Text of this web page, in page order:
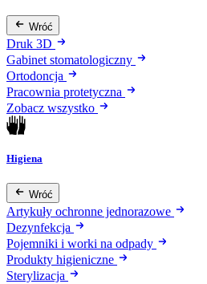
Wróć
Druk 3D
Gabinet stomatologiczny
Ortodoncja
Pracownia protetyczna
Zobacz wszystko
Higiena
Wróć
Artykuły ochronne jednorazowe
Dezynfekcja
Pojemniki i worki na odpady
Produkty higieniczne
Sterylizacja